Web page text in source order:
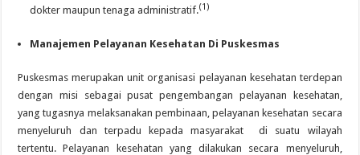
dokter maupun tenaga administratif.(1)
Manajemen Pelayanan Kesehatan Di Puskesmas
Puskesmas merupakan unit organisasi pelayanan kesehatan terdepan
dengan misi sebagai pusat pengembangan pelayanan kesehatan,
yang tugasnya melaksanakan pembinaan, pelayanan kesehatan secara
menyeluruh dan terpadu kepada masyarakat di suatu wilayah
tertentu. Pelayanan kesehatan yang dilakukan secara menyeluruh,